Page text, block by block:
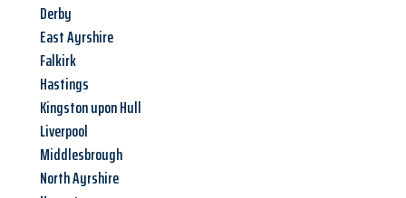
Derby
East Ayrshire
Falkirk
Hastings
Kingston upon Hull
Liverpool
Middlesbrough
North Ayrshire